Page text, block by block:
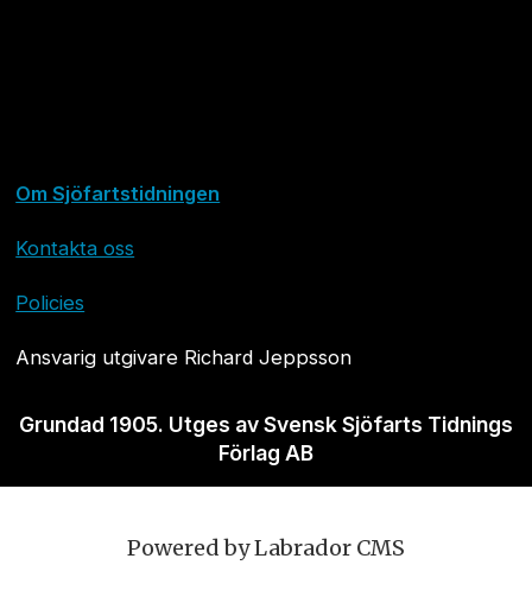
Om Sjöfartstidningen
Kontakta oss
Policies
Ansvarig utgivare Richard Jeppsson
Grundad 1905. Utges av Svensk Sjöfarts Tidnings
Förlag AB
Powered by Labrador CMS